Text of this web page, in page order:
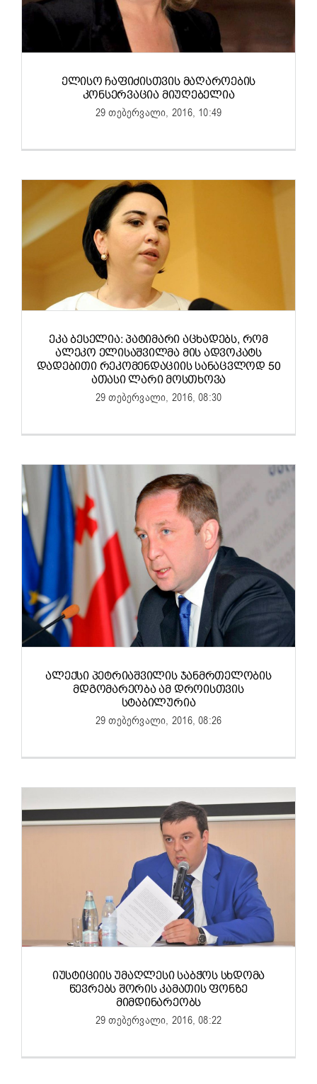
ᲔᲚᲘᲡᲝ ᲩᲐᲤᲘᲫᲘᲡᲗᲕᲘᲡ ᲛᲐᲦᲐᲠᲝᲔᲑᲘᲡ
ᲙᲝᲜᲡᲔᲠᲕᲐᲪᲘᲐ ᲛᲘᲣᲦᲔᲑᲔᲚᲘᲐ
29 თებერვალი, 2016, 10:49
ᲔᲙᲐ ᲑᲔᲡᲔᲚᲘᲐ: ᲞᲐᲢᲘᲛᲐᲠᲘ ᲐᲪᲮᲐᲓᲔᲑᲡ, ᲠᲝᲛ
ᲐᲚᲔᲙᲝ ᲔᲚᲘᲡᲐᲨᲕᲘᲚᲛᲐ ᲛᲘᲡ ᲐᲓᲕᲝᲙᲐᲢᲡ
ᲓᲐᲓᲔᲑᲘᲗᲘ ᲠᲔᲙᲝᲛᲔᲜᲓᲐᲪᲘᲘᲡ ᲡᲐᲜᲐᲪᲕᲚᲝᲓ 50
ᲐᲗᲐᲡᲘ ᲚᲐᲠᲘ ᲛᲝᲡᲗᲮᲝᲕᲐ
29 თებერვალი, 2016, 08:30
ᲐᲚᲔᲥᲡᲘ ᲞᲔᲢᲠᲘᲐᲨᲕᲘᲚᲘᲡ ᲯᲐᲜᲛᲠᲗᲔᲚᲝᲑᲘᲡ
ᲛᲓᲒᲝᲛᲐᲠᲔᲝᲑᲐ ᲐᲛ ᲓᲠᲝᲘᲡᲗᲕᲘᲡ
ᲡᲢᲐᲑᲘᲚᲣᲠᲘᲐ
29 თებერვალი, 2016, 08:26
ᲘᲣᲡᲢᲘᲪᲘᲘᲡ ᲣᲛᲐᲦᲚᲔᲡᲘ ᲡᲐᲑᲭᲝᲡ ᲡᲮᲓᲝᲛᲐ
ᲬᲔᲕᲠᲔᲑᲡ ᲨᲝᲠᲘᲡ ᲙᲐᲛᲐᲗᲘᲡ ᲤᲝᲜᲖᲔ
ᲛᲘᲛᲓᲘᲜᲐᲠᲔᲝᲑᲡ
29 თებერვალი, 2016, 08:22